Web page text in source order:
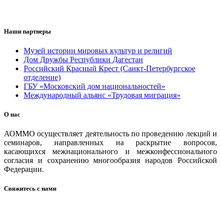
Наши партнеры
Музей истории мировых культур и религий
Дом Дружбы Республики Дагестан
Российский Красный Крест (Санкт-Петербургское
отделение)
ГБУ «Московский дом национальностей»
Международный альянс «Трудовая миграция»
О нас
АОММО осуществляет деятельность по проведению лекций и
семинаров, направленных на раскрытие вопросов,
касающихся межнационального и межконфессионального
согласия и сохранению многообразия народов Российской
Федерации.
Свяжитесь с нами